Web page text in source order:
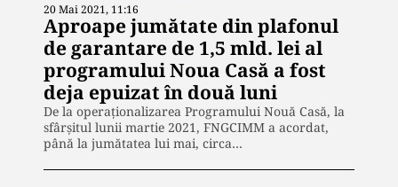
20 Mai 2021, 11:16
Aproape jumătate din plafonul
de garantare de 1,5 mld. lei al
programului Noua Casă a fost
deja epuizat în două luni
De la operaționalizarea Programului Nouă Casă, la
sfârșitul lunii martie 2021, FNGCIMM a acordat,
până la jumătatea lui mai, circa…